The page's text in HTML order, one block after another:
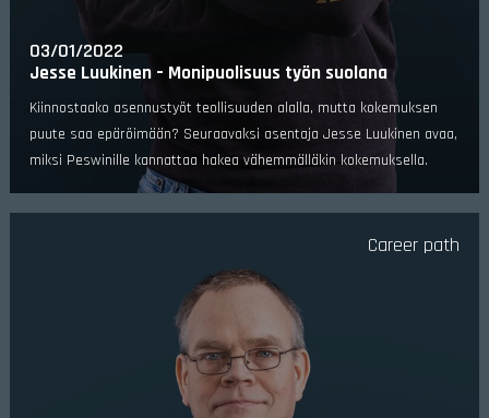
03/01/2022
Jesse Luukinen – Monipuolisuus työn suolana
Kiinnostaako asennustyöt teollisuuden alalla, mutta kokemuksen
puute saa epäröimään? Seuraavaksi asentaja Jesse Luukinen avaa,
miksi Peswinille kannattaa hakea vähemmälläkin kokemuksella.
Career path